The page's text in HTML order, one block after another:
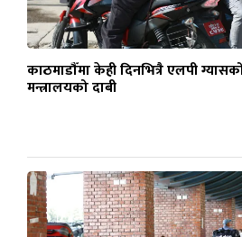
काठमाडौँमा केही दिनभित्रै एलपी
मन्त्रालयको दाबी